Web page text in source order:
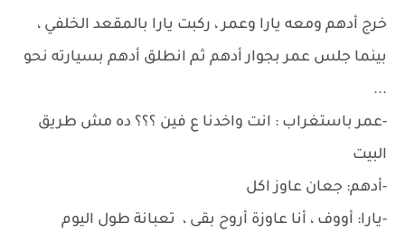
خرج أدهم ومعه يارا وعمر ، ركبت يارا بالمقعد الخلفي ،
بينما جلس عمر بجوار أدهم ثم انطلق أدهم بسيارته نحو
...
-عمر باستغراب : انت واخدنا ع فين ؟؟؟ ده مش طريق
البيت
-أدهم: جعان عاوز اكل
-يارا: أووف ، أنا عاوزة أروح بقى ، تعبانة طول اليوم